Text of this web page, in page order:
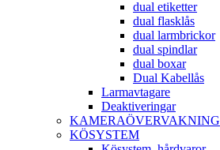
dual etiketter
dual flasklås
dual larmbrickor
dual spindlar
dual boxar
Dual Kabellås
Larmavtagare
Deaktiveringar
KAMERAÖVERVAKNING
KÖSYSTEM